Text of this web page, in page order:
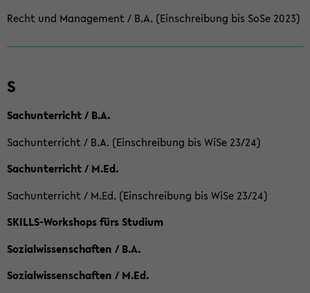
Recht und Management / B.A. (Einschreibung bis SoSe 2023)
S
Sachunterricht / B.A.
Sachunterricht / B.A. (Einschreibung bis WiSe 23/24)
Sachunterricht / M.Ed.
Sachunterricht / M.Ed. (Einschreibung bis WiSe 23/24)
SKILLS-Workshops fürs Studium
Sozialwissenschaften / B.A.
Sozialwissenschaften / M.Ed.